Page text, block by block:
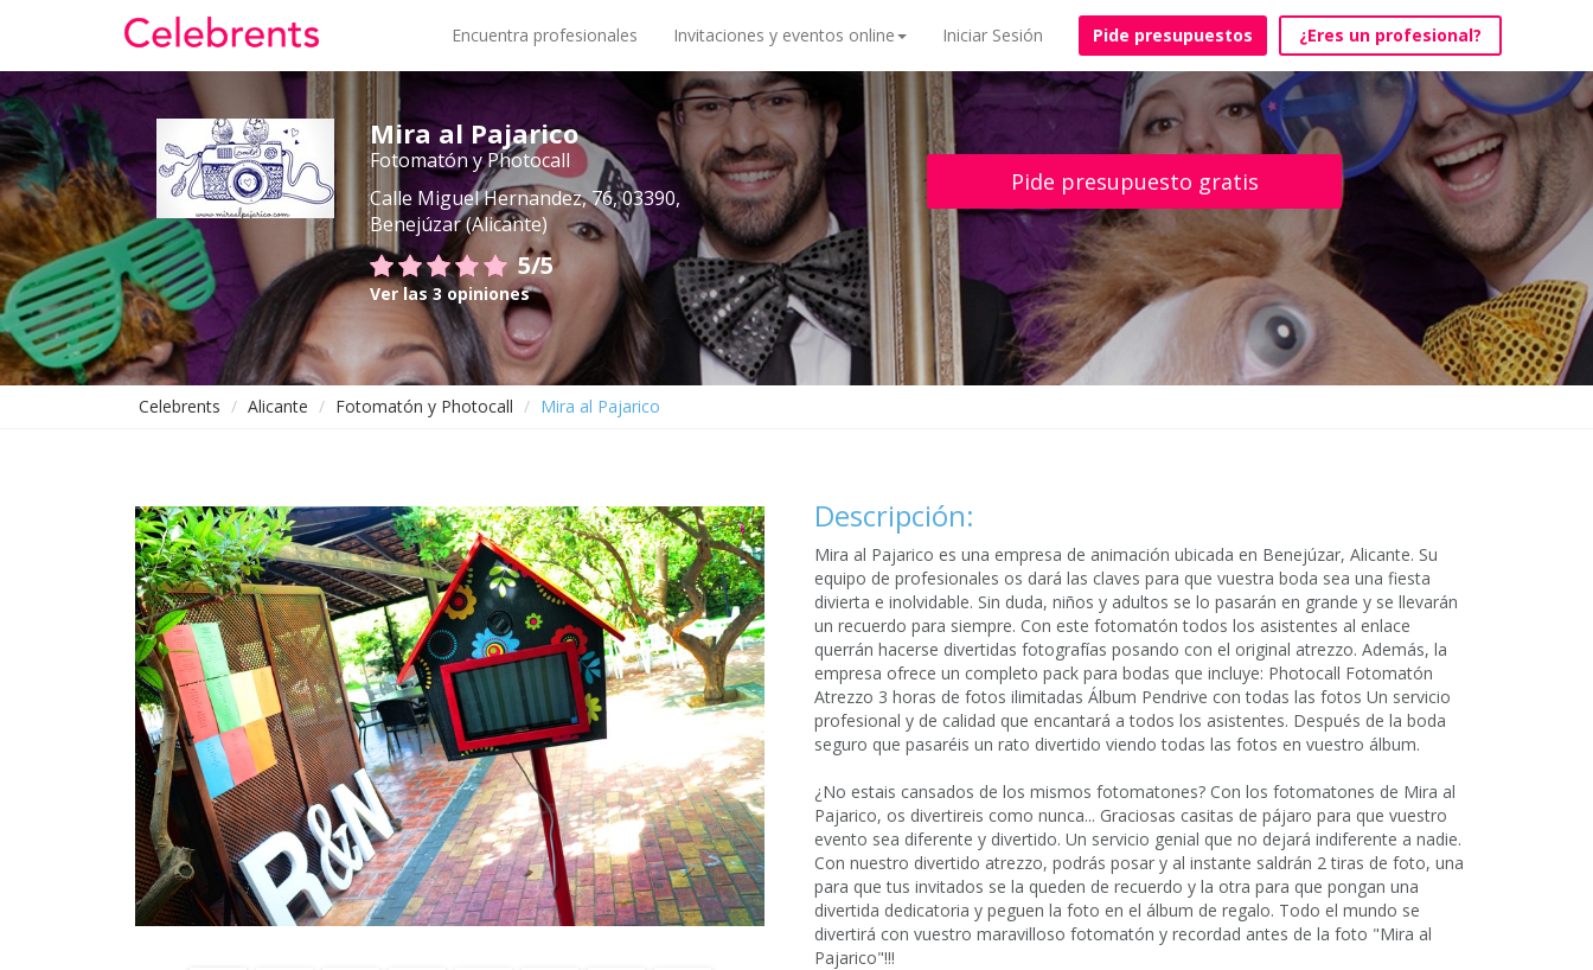
Encuentra profesionales Invitaciones y eventos online Iniciar Sesión Pide presupuestos ¿Eres un profesional?
Mira al Pajarico
Fotomatón y Photocall
Calle Miguel Hernandez, 76, 03390,
Benejúzar (Alicante)
5/5
Ver las 3 opiniones
Pide presupuesto gratis
Celebrents Alicante Fotomatón y Photocall Mira al Pajarico
Descripción:
Mira al Pajarico es una empresa de animación ubicada en Benejúzar, Alicante. Su
equipo de profesionales os dará las claves para que vuestra boda sea una fiesta
divierta e inolvidable. Sin duda, niños y adultos se lo pasarán en grande y se llevarán
un recuerdo para siempre. Con este fotomatón todos los asistentes al enlace
querrán hacerse divertidas fotografías posando con el original atrezzo. Además, la
empresa ofrece un completo pack para bodas que incluye: Photocall Fotomatón
Atrezzo 3 horas de fotos ilimitadas Álbum Pendrive con todas las fotos Un servicio
profesional y de calidad que encantará a todos los asistentes. Después de la boda
seguro que pasaréis un rato divertido viendo todas las fotos en vuestro álbum.
¿No estais cansados de los mismos fotomatones? Con los fotomatones de Mira al
Pajarico, os divertireis como nunca... Graciosas casitas de pájaro para que vuestro
evento sea diferente y divertido. Un servicio genial que no dejará indiferente a nadie.
Con nuestro divertido atrezzo, podrás posar y al instante saldrán 2 tiras de foto, una
para que tus invitados se la queden de recuerdo y la otra para que pongan una
divertida dedicatoria y peguen la foto en el álbum de regalo. Todo el mundo se
divertirá con vuestro maravilloso fotomatón y recordad antes de la foto "Mira al
Pajarico"!!!